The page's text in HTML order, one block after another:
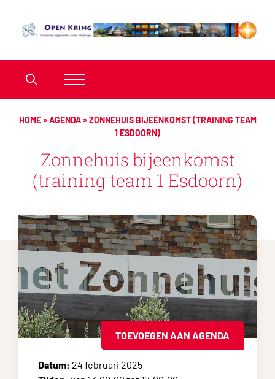
HOME»AGENDA»ZONNEHUIS BIJEENKOMST (TRAINING TEAM
1 ESDOORN)
Zonnehuis bijeenkomst
(training team 1 Esdoorn)
TOEVOEGEN AAN AGENDA
Datum: 24 februari 2025